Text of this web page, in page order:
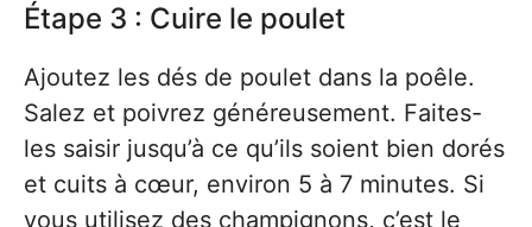
Étape 3 : Cuire le poulet
Ajoutez les dés de poulet dans la poêle.
Salez et poivrez généreusement. Faites-
les saisir jusqu’à ce qu’ils soient bien dorés
et cuits à cœur, environ 5 à 7 minutes. Si
vous utilisez des champignons, c’est le